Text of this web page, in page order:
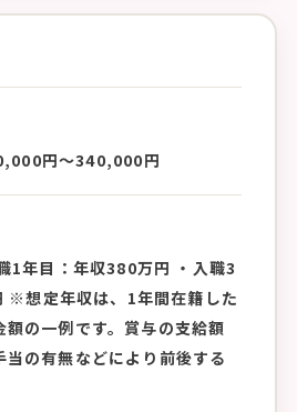
円〜340,000円
1年目：年収380万円 ・入職3
※想定年収は、1年間在籍した
の一例です。賞与の支給額
の有無などにより前後する